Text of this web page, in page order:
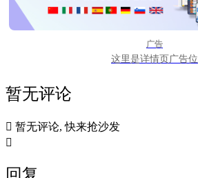
广告
这里是详情页广告位
暂无评论
 暂无评论, 快来抢沙发
